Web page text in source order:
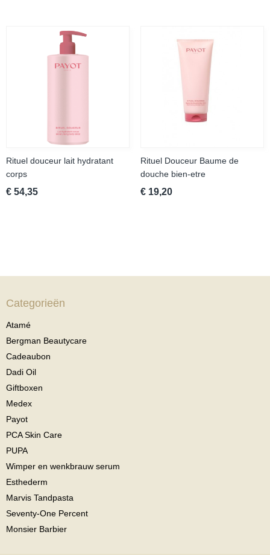
Rituel douceur lait hydratant
corps
€ 54,35
Rituel Douceur Baume de
douche bien-etre
€ 19,20
Categorieën
Atamé
Bergman Beautycare
Cadeaubon
Dadi Oil
Giftboxen
Medex
Payot
PCA Skin Care
PUPA
Wimper en wenkbrauw serum
Esthederm
Marvis Tandpasta
Seventy-One Percent
Monsier Barbier